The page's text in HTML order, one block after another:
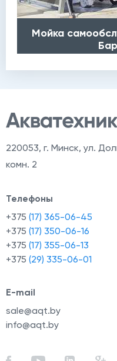
Мойка
220053, г. Минск, ул.
комн. 2
Телефоны
+375 (17) 365-06-45
+375 (17) 350-06-16
+375 (17) 355-06-13
+375 (29) 335-06-01
E-mail
sale@aqt.by
info@aqt.by